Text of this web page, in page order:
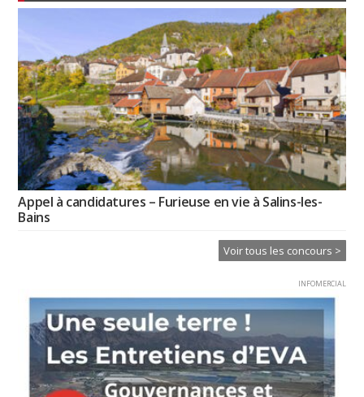
Appel à candidatures – Furieuse en vie à Salins-les-
Bains
Voir tous les concours >
INFOMERCIAL